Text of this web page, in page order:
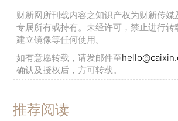
财新网所刊载内容之知识产权为财新传媒
专属所有或持有。未经许可，禁止进行转
建立镜像等任何使用。
如有意愿转载，请发邮件至
确认及授权后，方可转载。
推荐阅读